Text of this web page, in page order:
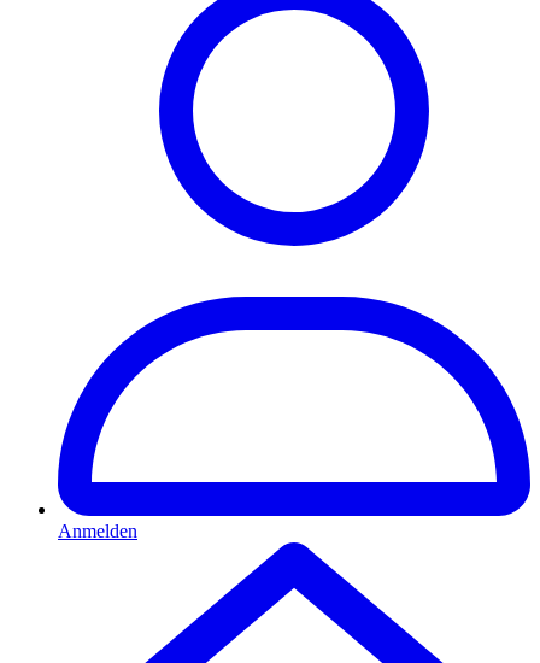
Anmelden